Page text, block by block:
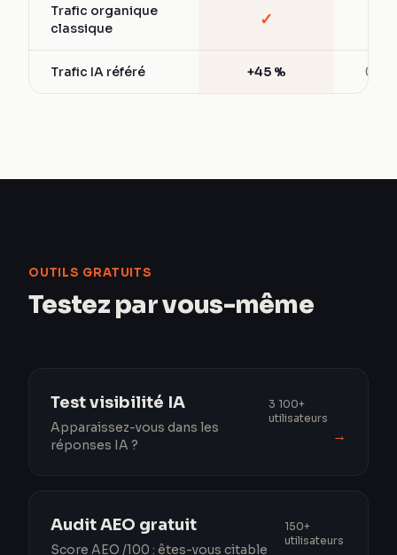
Trafic organique
classique
✓
Trafic IA référé +45 % 0 %
OUTILS GRATUITS
Testez par vous-même
Test visibilité IA
Apparaissez-vous dans les
réponses IA ?
3 100+
utilisateurs
→
Audit AEO gratuit
Score AEO /100 : êtes-vous citable
150+
utilisateurs